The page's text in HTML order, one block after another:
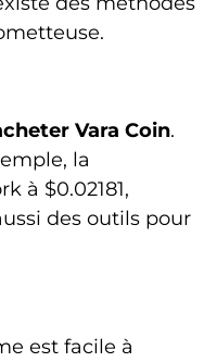
Vara Coin.
la
à $0.02181,
des outils pour
est facile à